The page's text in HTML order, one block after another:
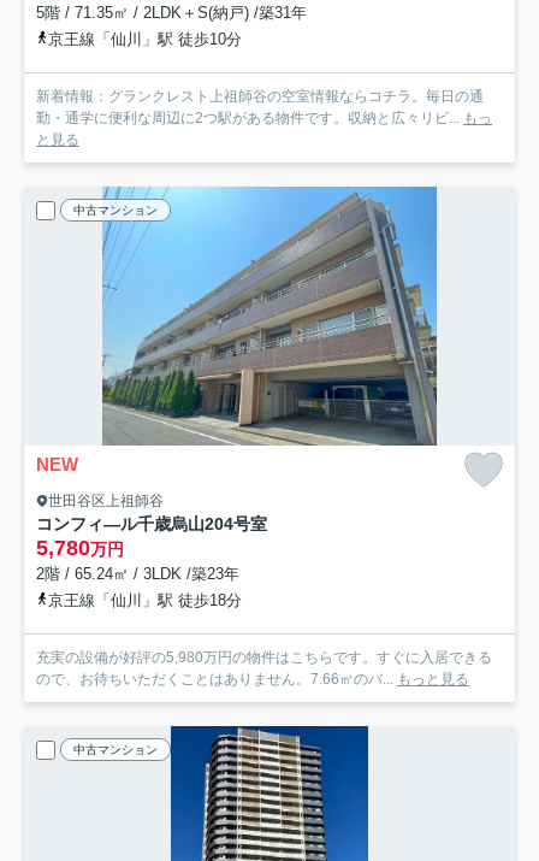
5階 / 71.35㎡ / 2LDK＋S(納戸) /築31年
京王線「仙川」駅 徒歩10分
新着情報：グランクレスト上祖師谷の空室情報ならコチラ。毎日の通
勤・通学に便利な周辺に2つ駅がある物件です。収納と広々リビ... もっ
と見る
中古マンション
NEW
世田谷区上祖師谷
コンフィ―ル千歳烏山204号室
5,780万円
2階 / 65.24㎡ / 3LDK /築23年
京王線「仙川」駅 徒歩18分
充実の設備が好評の5,980万円の物件はこちらです。すぐに入居できる
ので、お待ちいただくことはありません。7.66㎡のバ... もっと見る
中古マンション